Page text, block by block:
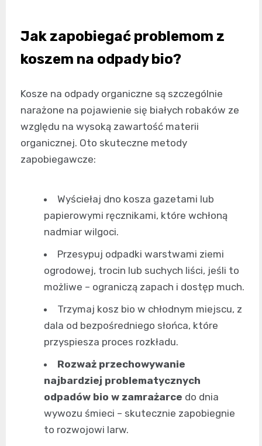
Jak zapobiegać problemom z
koszem na odpady bio?
Kosze na odpady organiczne są szczególnie
narażone na pojawienie się białych robaków ze
względu na wysoką zawartość materii
organicznej. Oto skuteczne metody
zapobiegawcze:
Wyściełaj dno kosza gazetami lub
papierowymi ręcznikami, które wchłoną
nadmiar wilgoci.
Przesypuj odpadki warstwami ziemi
ogrodowej, trocin lub suchych liści, jeśli to
możliwe – ograniczą zapach i dostęp much.
Trzymaj kosz bio w chłodnym miejscu, z
dala od bezpośredniego słońca, które
przyspiesza proces rozkładu.
Rozważ przechowywanie
najbardziej problematycznych
odpadów bio w zamrażarce do dnia
wywozu śmieci – skutecznie zapobiegnie
to rozwojowi larw.